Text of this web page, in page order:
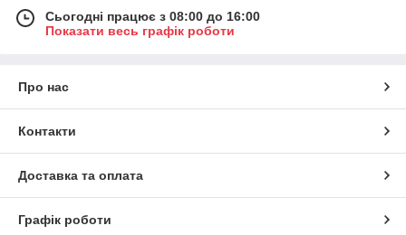
Сьогодні працює з 08:00 до 16:00
Показати весь графік роботи
Про нас
Контакти
Доставка та оплата
Графік роботи